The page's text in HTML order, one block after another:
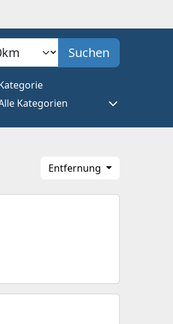
Suchen
Kategorien
Entfernung